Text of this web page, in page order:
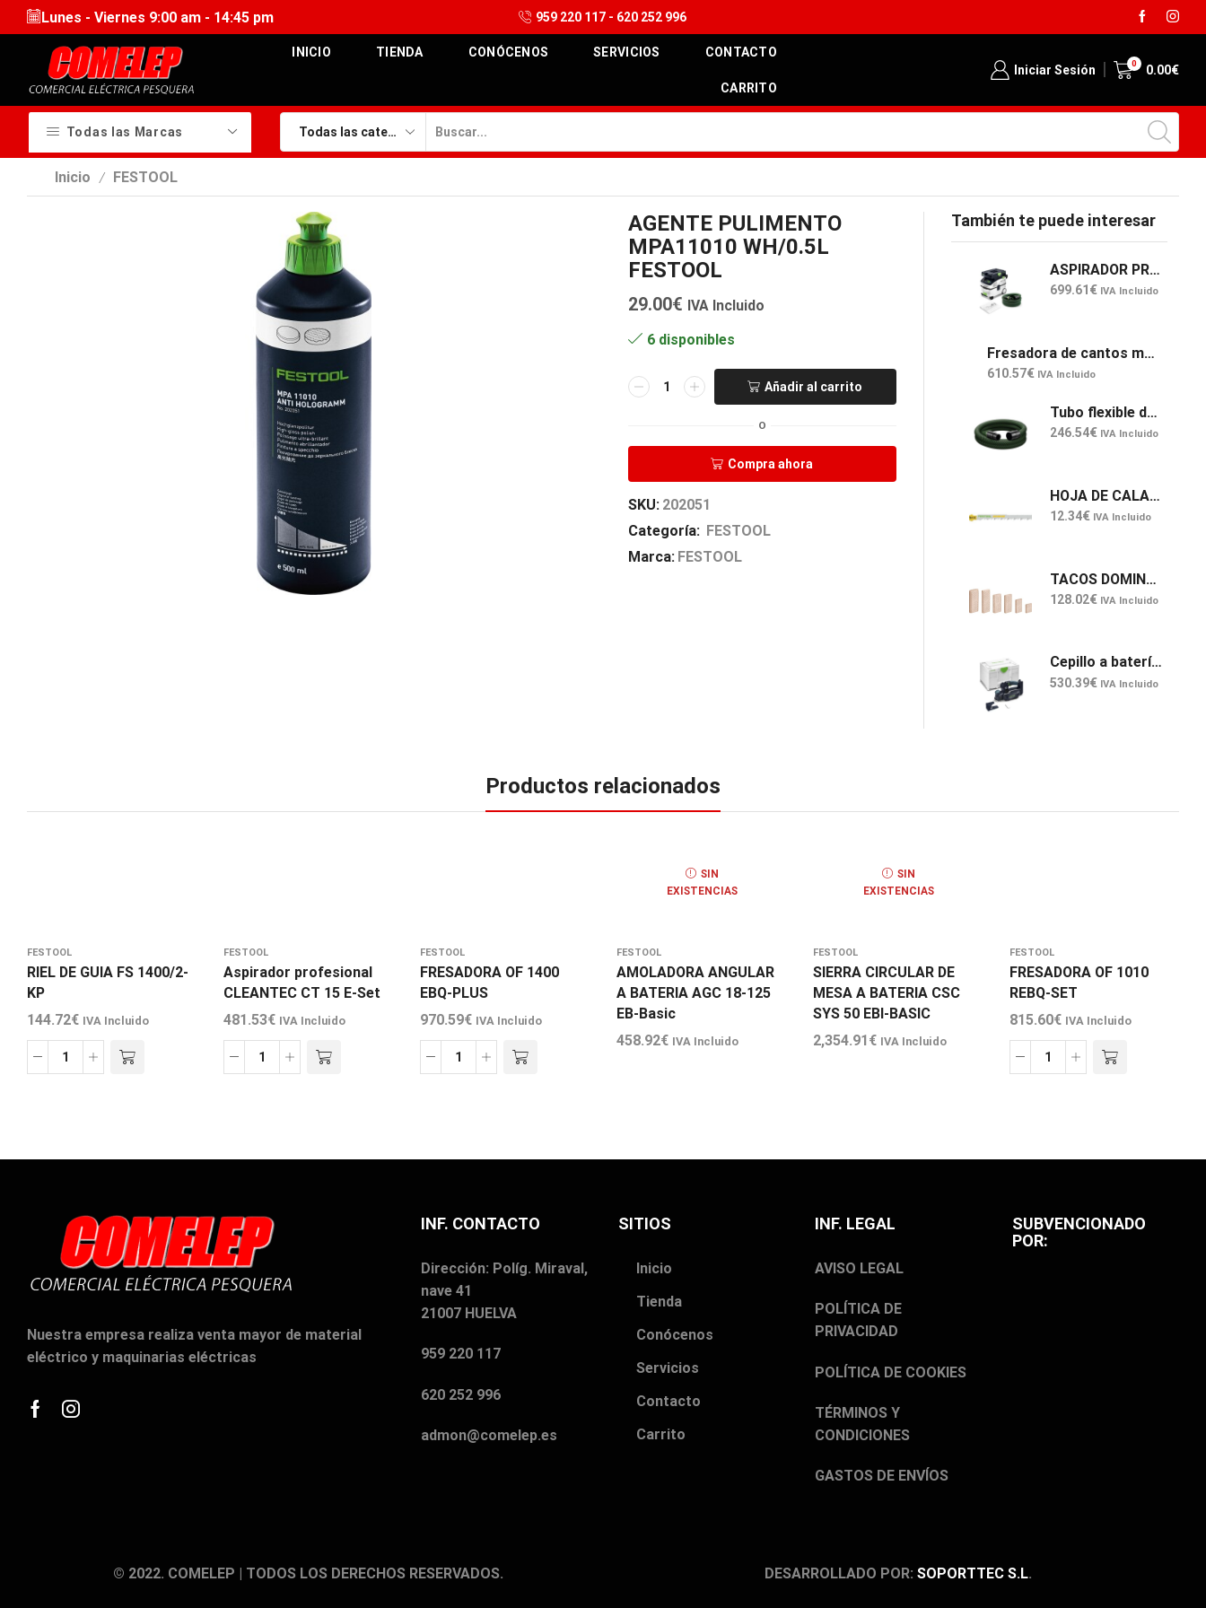
Lunes - Viernes 9:00 am - 14:45 pm 959 220 117 - 620 252 996
INICIO TIENDA CONÓCENOS SERVICIOS CONTACTO
CARRITO
Iniciar Sesión 0 0.00€
Todas las Marcas
input
Inicio / FESTOOL
AGENTE PULIMENTO
MPA11010 WH/0.5L
FESTOOL
29.00€ IVA Incluido
6 disponibles
AGENTE
PULIMENTO
WH/0.5L
cantidad
Añadir al carrito
O
Compra ahora
SKU: 202051
Categoría: FESTOOL
Marca: FESTOOL
También te puede interesar
ASPIRADOR PROFESIONAL CTL MIDI I
699.61 € IVA Incluido
Fresadora de cantos modular a batería MFKC 700 KA EB-Basic
610.57€ IVA Incluido
Tubo flexible de aspiración D36/32x3,5m-AS/R
246.54€ IVA Incluido
HOJA DE CALAR S75/4 K/5 FESTOOL
12.34€ IVA Incluido
TACOS DOMINO DE HAYA D 8X40/1800 BU FESTOOL
128.02€ IVA Incluido
Cepillo a batería HLC 82 EB-Basic
530.39€ IVA Incluido
Productos relacionados
FESTOOL
RIEL DE GUIA FS 1400/2-
KP
144.72€ IVA Incluido
RIEL
FESTOOL
Aspirador profesional
CLEANTEC CT 15 E-Set
481.53€ IVA Incluido
Aspirador
cantidad
FESTOOL
FRESADORA OF 1400
EBQ-PLUS
970.59€ IVA Incluido
FRESADORA
SIN
EXISTENCIAS
FESTOOL
AMOLADORA ANGULAR
A BATERIA AGC 18-125
EB-Basic
458.92€ IVA Incluido
SIN
EXISTENCIAS
FESTOOL
SIERRA CIRCULAR DE
MESA A BATERIA CSC
SYS 50 EBI-BASIC
2,354.91 € IVA Incluido
FESTOOL
FRESADORA OF 1010
REBQ-SET
815.60€ IVA Incluido
FRESADORA
Nuestra empresa realiza venta mayor de material
eléctrico y maquinarias eléctricas
FacebookInstagram
INF. CONTACTO
Dirección: Políg. Miraval,
nave 41
21007 HUELVA
959 220 117
620 252 996
admon@comelep.es
SITIOS
Inicio
Tienda
Conócenos
Servicios
Contacto
Carrito
INF. LEGAL
AVISO LEGAL
POLÍTICA DE
PRIVACIDAD
POLÍTICA DE COOKIES
TÉRMINOS Y
CONDICIONES
GASTOS DE ENVÍOS
SUBVENCIONADO
POR:
© 2022. COMELEP | TODOS LOS DERECHOS RESERVADOS. DESARROLLADO POR: SOPORTTEC S.L.